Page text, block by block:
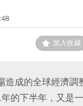
加入收藏
造成的全球經濟調
的下半年，又是